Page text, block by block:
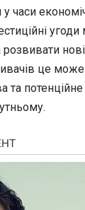
часи
розвивати
це може
та